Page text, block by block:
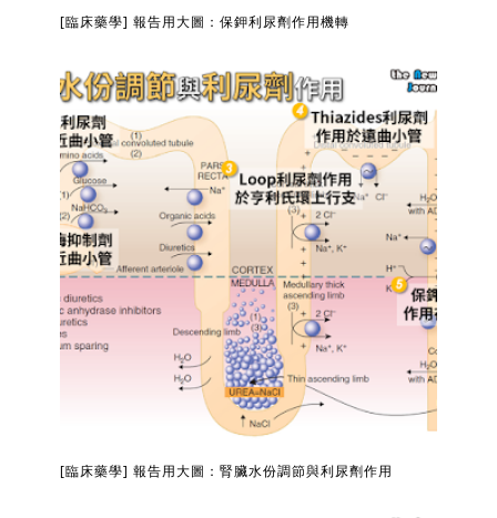
[臨床藥學] 報告用大圖：保鉀利尿劑作用機轉
[臨床藥學] 報告用大圖：腎臟水份調節與利尿劑作用